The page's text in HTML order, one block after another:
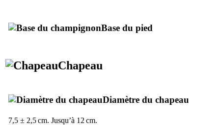
Base du pied
Chapeau
Diamètre du chapeau
7,5 ± 2,5 cm. Jusqu’à 12 cm.